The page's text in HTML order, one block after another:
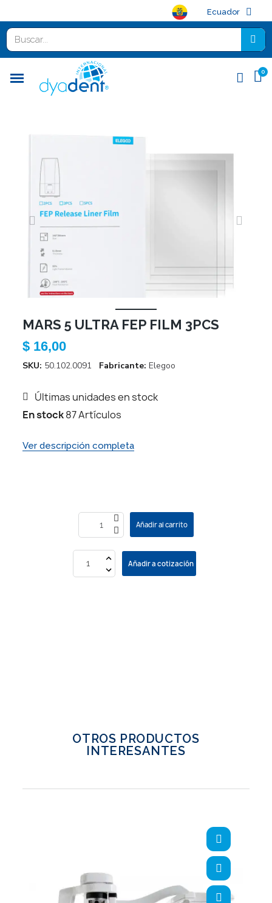
Ecuador
MARS 5 ULTRA FEP FILM 3PCS
SKU 50.102.0091 Fabricante Elegoo
$ 16,00
Últimas unidades en stock
En stock87 Artículos
Ver descripción completa
Añadir al carrito
Añadir a cotización
OTROS PRODUCTOS
INTERESANTES